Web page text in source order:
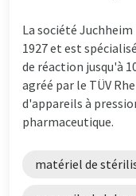
La société
1927 et est
de réaction jusqu'à
agréé par le TÜV
d'appareils à
pharmaceutique.
matériel de